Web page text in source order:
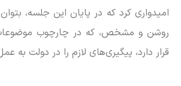
امیدواری کرد که در پایان این جلسه،
روشن و مشخص، که در چارچوب
قرار دارد، پیگیری‌های لازم را در دولت به